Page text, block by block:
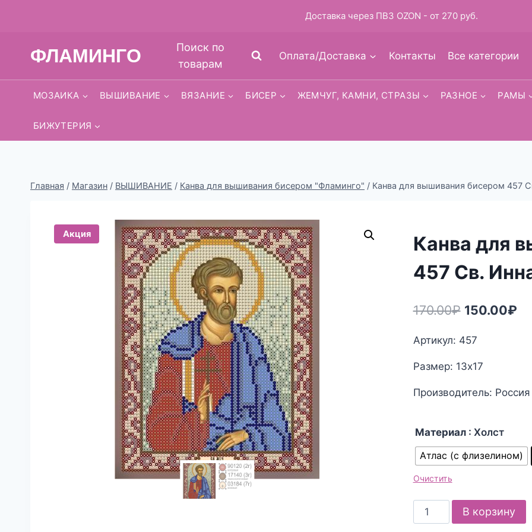
ФЛАМИНГО
Поиск по
товарам
Оплата/Доставка Контакты Все категории
МОЗАИКА ВЫШИВАНИЕ ВЯЗАНИЕ БИСЕР ЖЕМЧУГ, КАМНИ, СТРАЗЫ РАЗНОЕ РАМЫ
БИЖУТЕРИЯ
Главная / Магазин / ВЫШИВАНИЕ / Канва для вышивания бисером "Фламинго" / Канва для вышивания бисером 457
Акция
Канва для
457 Св.
170.00₽
170.00₽.
150.00₽
Артикул: 457
Размер: 13х17
Производитель: Россия
Материал : Холст
Атлас (с флизелином)
Очистить
Количество
товара
В корзину
Доставка через ПВЗ OZON - от 270 руб.